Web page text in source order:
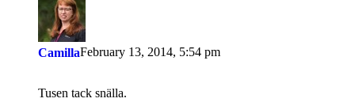
CamillaFebruary 13, 2014, 5:54 pm
Tusen tack snälla.